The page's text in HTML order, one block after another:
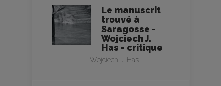
Le manuscrit
trouvé à
Saragosse -
Wojciech J.
Has - critique
Wojciech J. Has